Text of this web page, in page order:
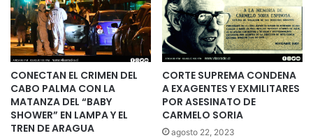
CONECTAN EL CRIMEN DEL
CABO PALMA CON LA
MATANZA DEL “BABY
SHOWER” EN LAMPA Y EL
TREN DE ARAGUA
CORTE SUPREMA CONDENA
A EXAGENTES Y EXMILITARES
POR ASESINATO DE
CARMELO SORIA
agosto 22, 2023